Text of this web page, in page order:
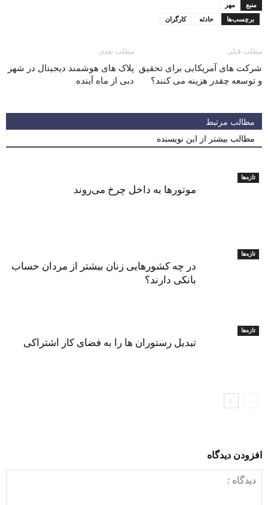
منبع
مهر
برچسب‌ها
حادثه کارگران
مطلب قبلی
شرکت های آمریکایی برای تحقیق
و توسعه چقدر هزینه می کنند؟
مطلب بعدی
پلاک های هوشمند دیجیتال در شهر
دبی از ماه آینده
مطالب مرتبط
مطالب بیشتر از این نویسنده
تازه‌ها
موتورها به داخل چرخ می‌روند
تازه‌ها
در چه کشورهایی زنان بیشتر از مردان حساب
بانکی دارند؟
تازه‌ها
تبدیل رستوران‌ ها را به فضای کار اشتراکی
افزودن دیدگاه